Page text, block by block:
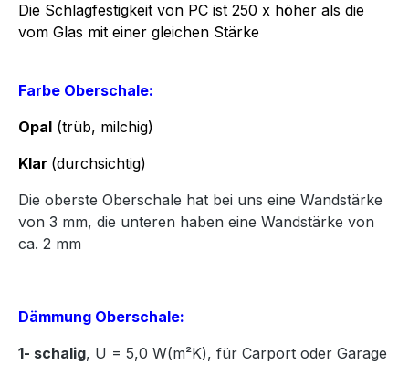
Die Schlagfestigkeit von PC ist 250 x höher als die
vom Glas mit einer gleichen Stärke
Farbe Oberschale:
Opal (trüb, milchig)
Klar (durchsichtig)
Die oberste Oberschale hat bei uns eine Wandstärke
von 3 mm, die unteren haben eine Wandstärke von
ca. 2 mm
Dämmung Oberschale:
1- schalig, U = 5,0 W(m²K), für Carport oder Garage